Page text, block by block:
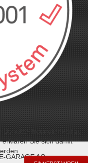
GARAGE AG
Sie sich damit